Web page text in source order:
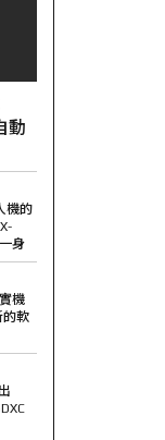
動
機的
身
機
的軟